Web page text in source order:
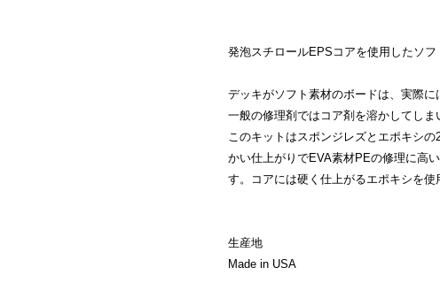
発泡スチロールEPSコアを使用したソ
デッキがソフト素材のボードは、実際に
一般の修理剤ではコア剤を溶かしてしま
このキットはスポンジレズとエポキシ
かい仕上がりでEVA素材PEの修理に高
す。コアには硬く仕上がるエポキシを使
生産地
Made in USA